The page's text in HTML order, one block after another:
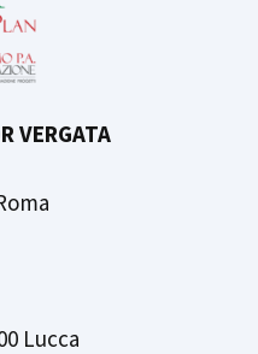
VERGATA
Lucca